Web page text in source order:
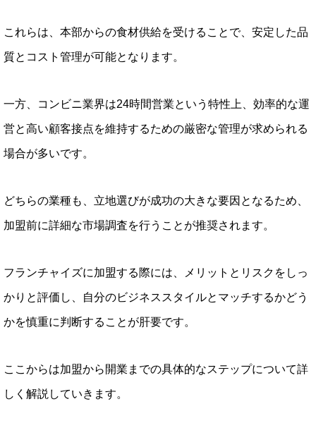
これらは、本部からの食材供給を受けることで、安定した品
質とコスト管理が可能となります。
一方、コンビニ業界は24時間営業という特性上、効率的な運
営と高い顧客接点を維持するための厳密な管理が求められる
場合が多いです。
どちらの業種も、立地選びが成功の大きな要因となるため、
加盟前に詳細な市場調査を行うことが推奨されます。
フランチャイズに加盟する際には、メリットとリスクをしっ
かりと評価し、自分のビジネススタイルとマッチするかどう
かを慎重に判断することが肝要です。
ここからは加盟から開業までの具体的なステップについて詳
しく解説していきます。